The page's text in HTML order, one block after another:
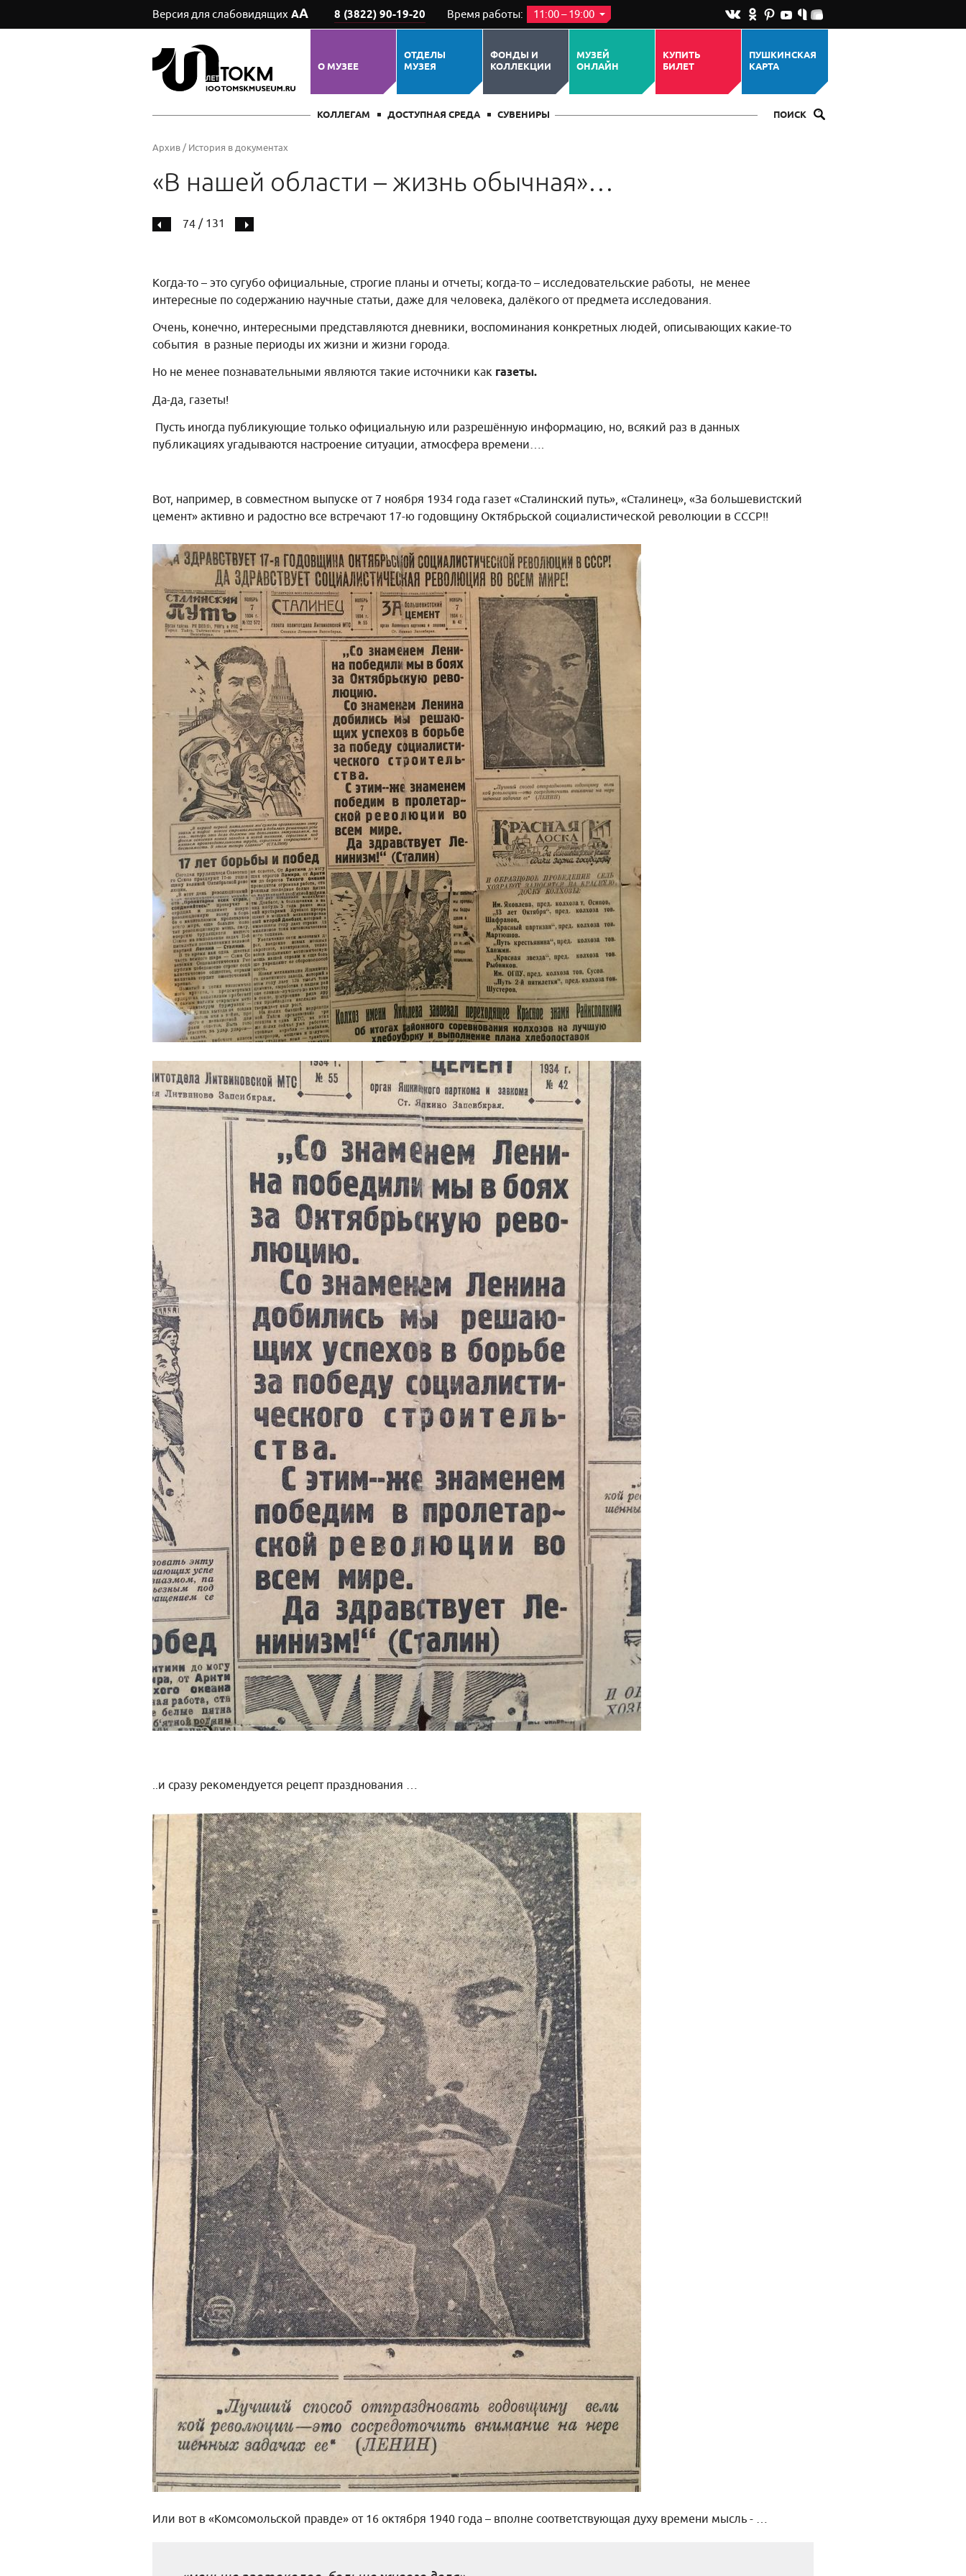
Версия для слабовидящих АА 8 (3822) 90-19-20 Время работы: 11:00 – 19:00
О МУЗЕЕ
ОТДЕЛЫ
МУЗЕЯ
ФОНДЫ И
КОЛЛЕКЦИИ
МУЗЕЙ
ОНЛАЙН
КУПИТЬ
БИЛЕТ
ПУШКИНСКАЯ
КАРТА
КОЛЛЕГАМ ДОСТУПНАЯ СРЕДА СУВЕНИРЫ ПОИСК
Архив/ История в документах
«В нашей области – жизнь обычная»…
74 / 131
Когда-то – это сугубо официальные, строгие планы и отчеты; когда-то – исследовательские работы, не менее
интересные по содержанию научные статьи, даже для человека, далёкого от предмета исследования.
Очень, конечно, интересными представляются дневники, воспоминания конкретных людей, описывающих какие-то
события в разные периоды их жизни и жизни города.
Но не менее познавательными являются такие источники как газеты.
Да-да, газеты!
Пусть иногда публикующие только официальную или разрешённую информацию, но, всякий раз в данных
публикациях угадываются настроение ситуации, атмосфера времени….
Вот, например, в совместном выпуске от 7 ноября 1934 года газет «Сталинский путь», «Сталинец», «За большевистский
цемент» активно и радостно все встречают 17-ю годовщину Октябрьской социалистической революции в СССР!!
..и сразу рекомендуется рецепт празднования …
Или вот в «Комсомольской правде» от 16 октября 1940 года – вполне соответствующая духу времени мысль - …